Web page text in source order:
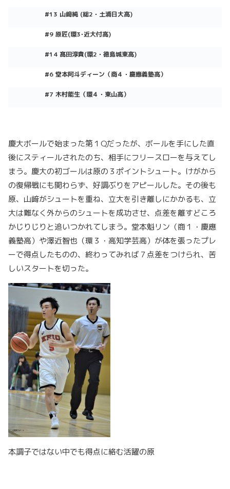
#13 山﨑純 (総2・土浦日大高)
#9 原匠(環3･近大付高)
#14 髙田淳貴(環2・徳島城東高)
#6 堂本阿斗ディーン（商４・慶應義塾高）
#7 木村能生（環４・東山高）
慶大ボールで始まった第１Qだったが、ボールを手にした直
後にスティールされたのち、相手にフリースローを与えてし
まう。慶大の初ゴールは原の３ポイントシュート。けがから
の復帰戦にも関わらず、好調ぶりをアピールした。その後も
原、山﨑がシュートを重ね、立大を引き離しにかかるも、立
大は難なく外からのシュートを成功させ、点差を離すどころ
かじりじりと追いつかれてしまう。堂本魁リン（商１・慶應
義塾高）や澤近智也（環３・高知学芸高）が体を張ったプレ
ーで得点したものの、終わってみれば７点差をつけられ、苦
しいスタートを切った。
本調子ではない中でも得点に絡む活躍の原